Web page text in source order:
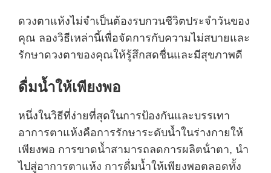
ดวงตาแห้งไม่จำเป็นต้องรบกวนชีวิตประจำวันของ
คุณ ลองวิธีเหล่านี้เพื่อจัดการกับความไม่สบายและ
รักษาดวงตาของคุณให้รู้สึกสดชื่นและมีสุขภาพดี
ดื่มน้ำให้เพียงพอ
หนึ่งในวิธีที่ง่ายที่สุดในการป้องกันและบรรเทา
อาการตาแห้งคือการรักษาระดับน้ำในร่างกายให้
เพียงพอ การขาดน้ำสามารถลดการผลิตน้ําตา, นํา
ไปสู่อาการตาแห้ง การดื่มน้ำให้เพียงพอตลอดทั้ง